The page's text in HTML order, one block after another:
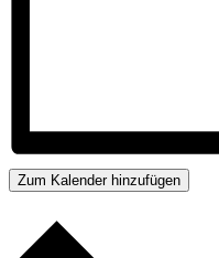
Zum Kalender hinzufügen